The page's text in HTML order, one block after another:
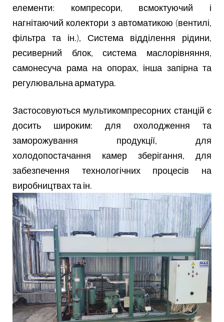
елементи: компресори, всмоктуючий і
нагнітаючий колектори з автоматикою (вентилі,
фільтра та ін.), Система відділення рідини,
ресиверний блок, система маслорівняння,
самонесуча рама на опорах, інша запірна та
регулювальна арматура.
Застосовуються мультикомпресорних станцій є
досить широким: для охолодження та
заморожування продукції, для
холодопостачання камер зберігання, для
забезпечення технологічних процесів на
виробництвах та ін.